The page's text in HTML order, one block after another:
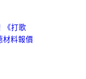
《打歌
材料報價